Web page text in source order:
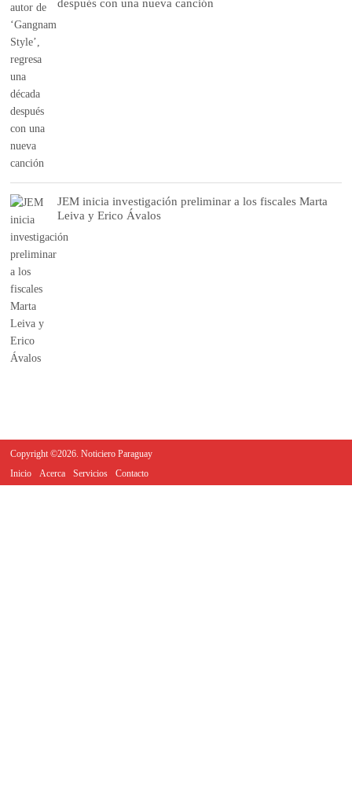
JEM inicia investigación preliminar a los fiscales Marta
Leiva y Erico Ávalos
Copyright ©2026. Noticiero Paraguay
Inicio
Acerca Servicios Contacto